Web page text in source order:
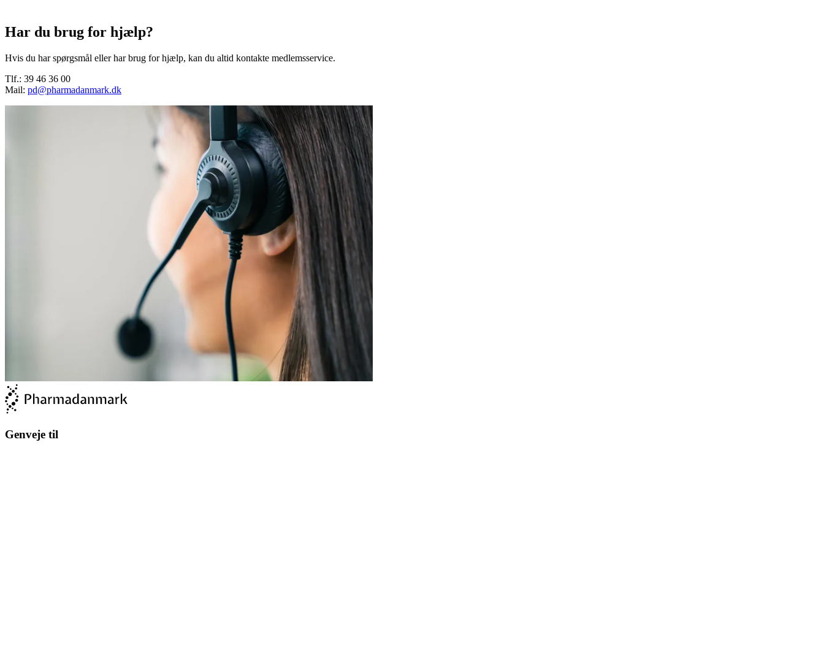
Har du brug for hjælp?
Hvis du har spørgsmål eller har brug for hjælp, kan du altid kontakte medlemsservice.
Tlf.: 39 46 36 00
Mail: pd@pharmadanmark.dk
Genveje til